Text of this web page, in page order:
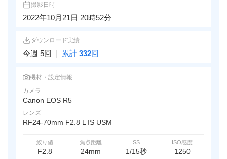
撮影日時
2022年10月21日 20時52分
ダウンロード実績
今週 5回 | 累計 332回
機材・設定情報
カメラ
Canon EOS R5
レンズ
RF24-70mm F2.8 L IS USM
絞り値
F2.8
焦点距離
24mm
SS
1/15秒
ISO感度
1250